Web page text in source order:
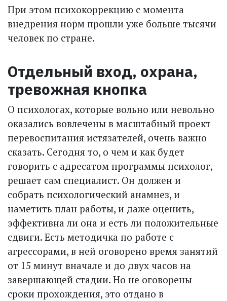
При этом психокоррекцию с момента
внедрения норм прошли уже больше тысячи
человек по стране.
Отдельный вход, охрана,
тревожная кнопка
О психологах, которые вольно или невольно
оказались вовлечены в масштабный проект
перевоспитания истязателей, очень важно
сказать. Сегодня то, о чем и как будет
говорить с адресатом программы психолог,
решает сам специалист. Он должен и
собрать психологический анамнез, и
наметить план работы, и даже оценить,
эффективна ли она и есть ли положительные
сдвиги. Есть методичка по работе с
агрессорами, в ней оговорено время занятий
от 15 минут вначале и до двух часов на
завершающей стадии. Но не оговорены
сроки прохождения, это отдано в